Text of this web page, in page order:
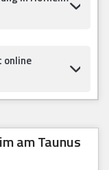
online
am Taunus